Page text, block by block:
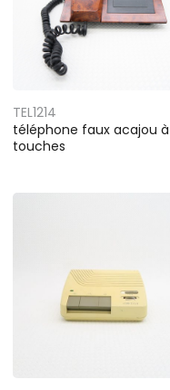
TEL1214
téléphone faux acajou à
touches